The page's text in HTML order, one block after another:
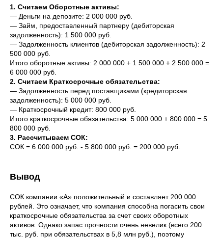
1. Считаем Оборотные активы:
— Деньги на депозите: 2 000 000 руб.
— Займ, предоставленный партнеру (дебиторская
задолженность): 1 500 000 руб.
— Задолженность клиентов (дебиторская задолженность): 2
500 000 руб.
Итого оборотные активы: 2 000 000 + 1 500 000 + 2 500 000 =
6 000 000 руб.
2. Считаем Краткосрочные обязательства:
— Задолженность перед поставщиками (кредиторская
задолженность): 5 000 000 руб.
— Краткосрочный кредит: 800 000 руб.
Итого краткосрочные обязательства: 5 000 000 + 800 000 = 5
800 000 руб.
3. Рассчитываем СОК:
СОК = 6 000 000 руб. - 5 800 000 руб. = 200 000 руб.
Вывод
СОК компании «А» положительный и составляет 200 000
рублей. Это означает, что компания способна погасить свои
краткосрочные обязательства за счет своих оборотных
активов. Однако запас прочности очень невелик (всего 200
тыс. руб. при обязательствах в 5,8 млн руб.), поэтому